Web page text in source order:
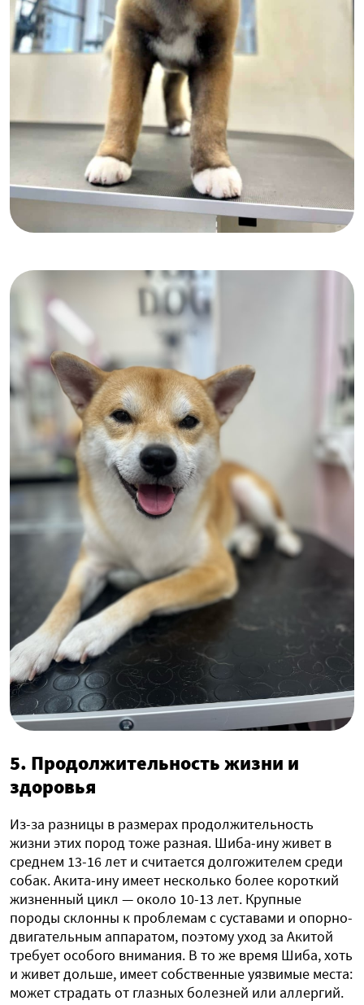
5. Продолжительность жизни и
здоровья
Из-за разницы в размерах продолжительность
жизни этих пород тоже разная. Шиба-ину живет в
среднем 13-16 лет и считается долгожителем среди
собак. Акита-ину имеет несколько более короткий
жизненный цикл — около 10-13 лет. Крупные
породы склонны к проблемам с суставами и опорно-
двигательным аппаратом, поэтому уход за Акитой
требует особого внимания. В то же время Шиба, хоть
и живет дольше, имеет собственные уязвимые места:
может страдать от глазных болезней или аллергий.